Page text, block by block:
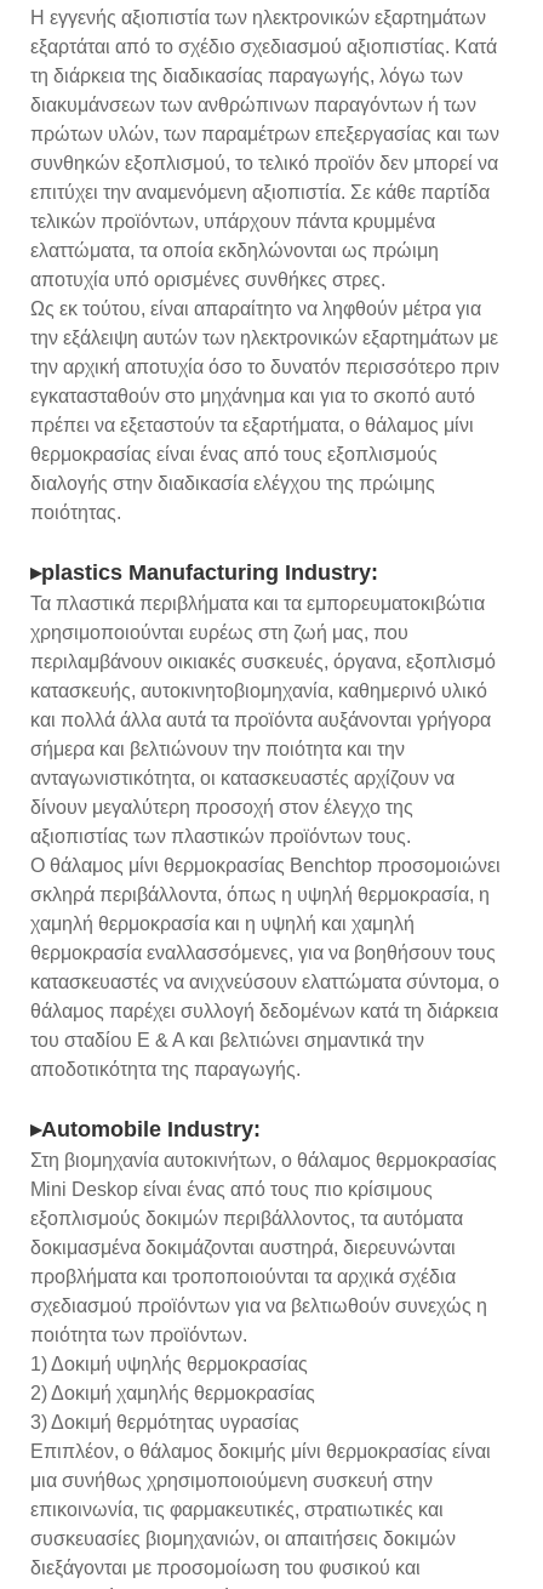
Η εγγενής αξιοπιστία των ηλεκτρονικών εξαρτημάτων
εξαρτάται από το σχέδιο σχεδιασμού αξιοπιστίας. Κατά
τη διάρκεια της διαδικασίας παραγωγής, λόγω των
διακυμάνσεων των ανθρώπινων παραγόντων ή των
πρώτων υλών, των παραμέτρων επεξεργασίας και των
συνθηκών εξοπλισμού, το τελικό προϊόν δεν μπορεί να
επιτύχει την αναμενόμενη αξιοπιστία. Σε κάθε παρτίδα
τελικών προϊόντων, υπάρχουν πάντα κρυμμένα
ελαττώματα, τα οποία εκδηλώνονται ως πρώιμη
αποτυχία υπό ορισμένες συνθήκες στρες.
Ως εκ τούτου, είναι απαραίτητο να ληφθούν μέτρα για
την εξάλειψη αυτών των ηλεκτρονικών εξαρτημάτων με
την αρχική αποτυχία όσο το δυνατόν περισσότερο πριν
εγκατασταθούν στο μηχάνημα και για το σκοπό αυτό
πρέπει να εξεταστούν τα εξαρτήματα, ο θάλαμος μίνι
θερμοκρασίας είναι ένας από τους εξοπλισμούς
διαλογής στην διαδικασία ελέγχου της πρώιμης
ποιότητας.
▸plastics Manufacturing Industry:
Τα πλαστικά περιβλήματα και τα εμπορευματοκιβώτια
χρησιμοποιούνται ευρέως στη ζωή μας, που
περιλαμβάνουν οικιακές συσκευές, όργανα, εξοπλισμό
κατασκευής, αυτοκινητοβιομηχανία, καθημερινό υλικό
και πολλά άλλα αυτά τα προϊόντα αυξάνονται γρήγορα
σήμερα και βελτιώνουν την ποιότητα και την
ανταγωνιστικότητα, οι κατασκευαστές αρχίζουν να
δίνουν μεγαλύτερη προσοχή στον έλεγχο της
αξιοπιστίας των πλαστικών προϊόντων τους.
Ο θάλαμος μίνι θερμοκρασίας Benchtop προσομοιώνει
σκληρά περιβάλλοντα, όπως η υψηλή θερμοκρασία, η
χαμηλή θερμοκρασία και η υψηλή και χαμηλή
θερμοκρασία εναλλασσόμενες, για να βοηθήσουν τους
κατασκευαστές να ανιχνεύσουν ελαττώματα σύντομα, ο
θάλαμος παρέχει συλλογή δεδομένων κατά τη διάρκεια
του σταδίου Ε & Α και βελτιώνει σημαντικά την
αποδοτικότητα της παραγωγής.
▸Automobile Industry:
Στη βιομηχανία αυτοκινήτων, ο θάλαμος θερμοκρασίας
Mini Deskop είναι ένας από τους πιο κρίσιμους
εξοπλισμούς δοκιμών περιβάλλοντος, τα αυτόματα
δοκιμασμένα δοκιμάζονται αυστηρά, διερευνώνται
προβλήματα και τροποποιούνται τα αρχικά σχέδια
σχεδιασμού προϊόντων για να βελτιωθούν συνεχώς η
ποιότητα των προϊόντων.
1) Δοκιμή υψηλής θερμοκρασίας
2) Δοκιμή χαμηλής θερμοκρασίας
3) Δοκιμή θερμότητας υγρασίας
Επιπλέον, ο θάλαμος δοκιμής μίνι θερμοκρασίας είναι
μια συνήθως χρησιμοποιούμενη συσκευή στην
επικοινωνία, τις φαρμακευτικές, στρατιωτικές και
συσκευασίες βιομηχανιών, οι απαιτήσεις δοκιμών
διεξάγονται με προσομοίωση του φυσικού και